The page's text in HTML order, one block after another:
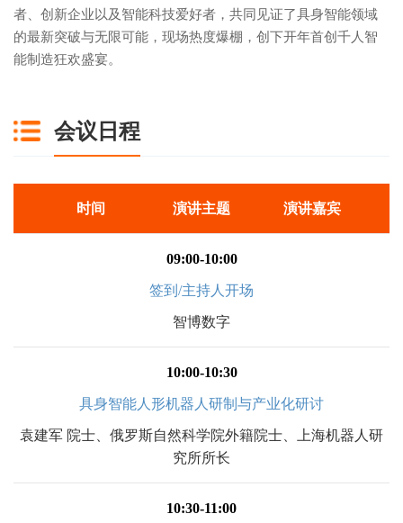
者、创新企业以及智能科技爱好者，共同见证了具身智能领域
的最新突破与无限可能，现场热度爆棚，创下开年首创千人智
能制造狂欢盛宴。
会议日程
时间 演讲主题 演讲嘉宾
09:00-10:00
签到/主持人开场
智博数字
10:00-10:30
具身智能人形机器人研制与产业化研讨
袁建军 院士、俄罗斯自然科学院外籍院士、上海机器人研
究所所长
10:30-11:00